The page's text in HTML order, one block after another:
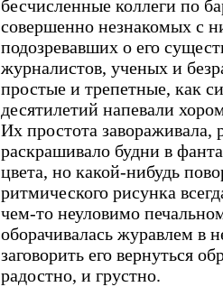
бесчисленные коллеги по
совершенно незнакомых с
подозревавших о его
журналистов, ученых и
простые и трепетные, как
десятилетий напевали
Их простота завораживала,
раскрашивало будни в
цвета, но какой-нибудь
ритмического рисунка
чем-то неуловимо
оборачивалась журавлем в
заговорить его вернуться
радостно, и грустно.